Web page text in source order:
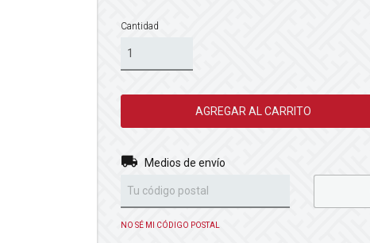
Cantidad
Entregas para el CP:
Medios de envío
NO SÉ MI CÓDIGO POSTAL